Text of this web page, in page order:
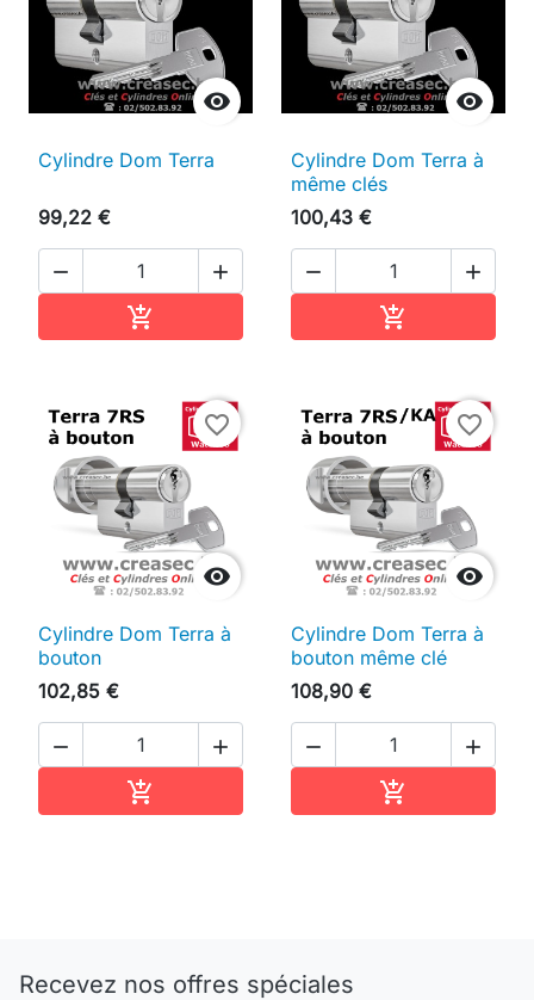

Cylindre Dom Terra
99,22 €
 


Cylindre Dom Terra à
même clés
100,43 €
 


favorite_border
Cylindre Dom Terra à
bouton
102,85 €
 


favorite_border
Cylindre Dom Terra à
bouton même clé
108,90 €
 

Recevez nos offres spéciales